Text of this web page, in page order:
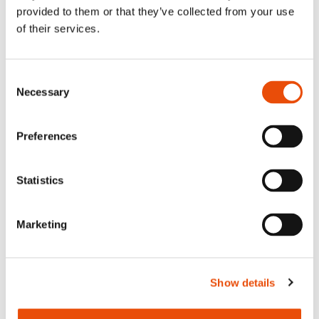
provided to them or that they’ve collected from your use
of their services.
Selection
Necessary
Preferences
Statistics
Marketing
Show details
Ravintola-alan osaaja ja innostaja –
Palmian Tiia-Riina tuomaroi Taitaja-